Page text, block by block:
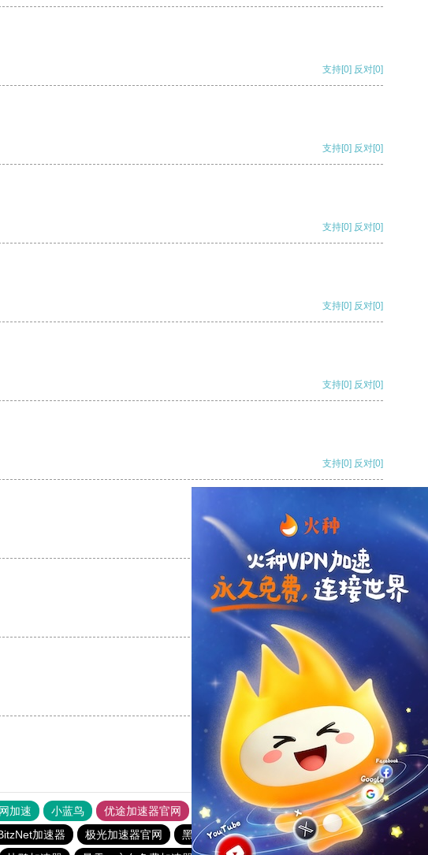
支持[0] 反对[0]
支持[0] 反对[0]
支持[0] 反对[0]
支持[0] 反对[0]
支持[0] 反对[0]
支持[0] 反对[0]
反对
反对[0]
加速 小蓝鸟 优途加速器官网 风驰加速器 旋风加速器
八戒看书
加速器 极光加速器官网 黑洞vqn加速
快喵vp加速器